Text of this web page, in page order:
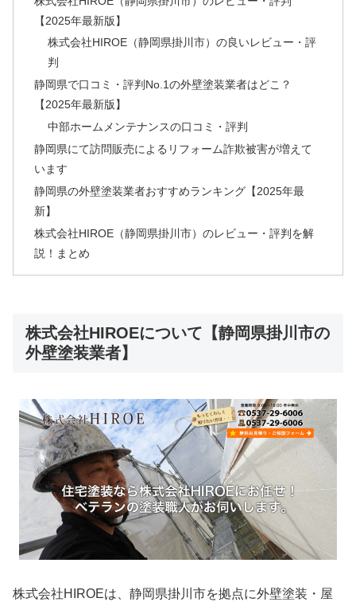
【2025年最新版】
株式会社HIROE（静岡県掛川市）の良いレビュー・評
判
静岡県で口コミ・評判No.1の外壁塗装業者はどこ？
【2025年最新版】
中部ホームメンテナンスの口コミ・評判
静岡県にて訪問販売によるリフォーム詐欺被害が増えて
います
静岡県の外壁塗装業者おすすめランキング【2025年最
新】
株式会社HIROE（静岡県掛川市）のレビュー・評判を解
説！まとめ
株式会社HIROEについて【静岡県掛川市の
外壁塗装業者】
株式会社HIROEは、静岡県掛川市を拠点に外壁塗装・屋